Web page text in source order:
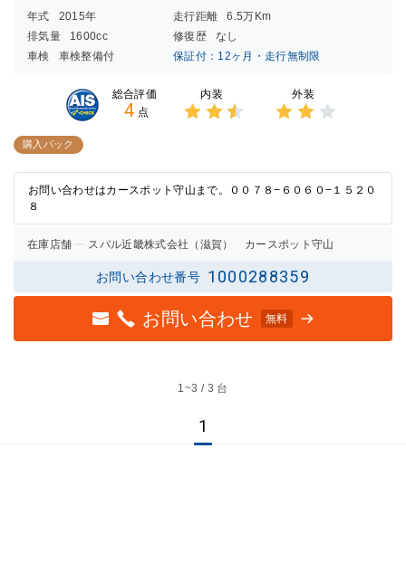
年式 2015年 走行距離
6.5万Km
排気量
1600cc 修復歴
なし
車検
車検整備付 保証付：12ヶ月・走行無制限
総合評価
4 点
内装 外装
購入パック
お問い合わせはカースポット守山まで。００７８−６０６０−１５２０
８
在庫店舗 スバル近畿株式会社（滋賀） カースポット守山
お問い合わせ番号 1000288359
お問い合わせ 無料
1~3 / 3 台
1